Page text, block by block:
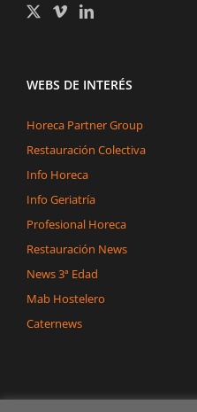
WEBS DE INTERÉS
Horeca Partner Group
Restauración Colectiva
Info Horeca
Info Geriatría
Profesional Horeca
Restauración News
News 3ª Edad
Mab Hostelero
Caternews